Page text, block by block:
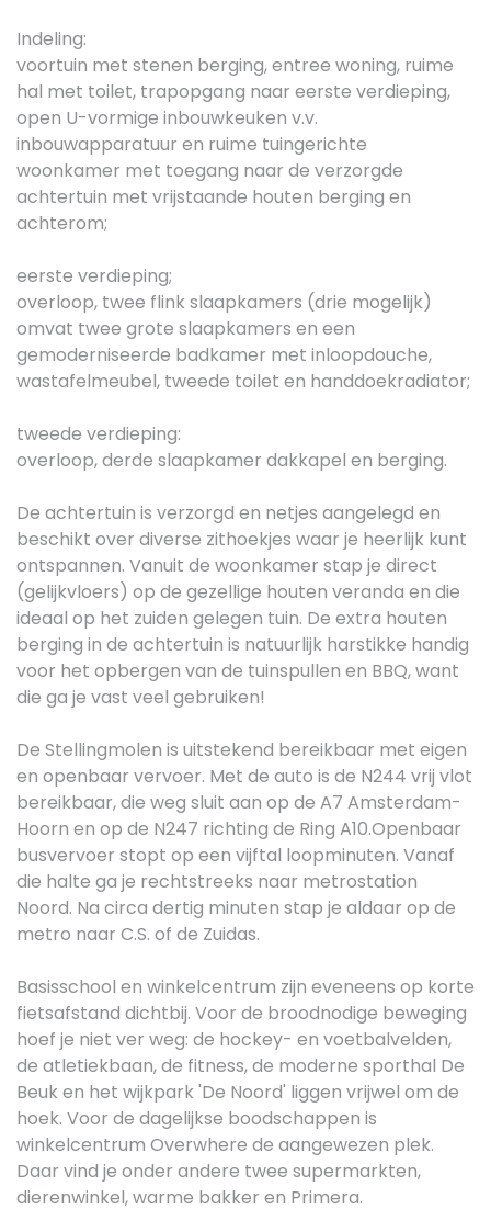
Indeling:
voortuin met stenen berging, entree woning, ruime
hal met toilet, trapopgang naar eerste verdieping,
open U-vormige inbouwkeuken v.v.
inbouwapparatuur en ruime tuingerichte
woonkamer met toegang naar de verzorgde
achtertuin met vrijstaande houten berging en
achterom;
eerste verdieping;
overloop, twee flink slaapkamers (drie mogelijk)
omvat twee grote slaapkamers en een
gemoderniseerde badkamer met inloopdouche,
wastafelmeubel, tweede toilet en handdoekradiator;
tweede verdieping:
overloop, derde slaapkamer dakkapel en berging.
De achtertuin is verzorgd en netjes aangelegd en
beschikt over diverse zithoekjes waar je heerlijk kunt
ontspannen. Vanuit de woonkamer stap je direct
(gelijkvloers) op de gezellige houten veranda en die
ideaal op het zuiden gelegen tuin. De extra houten
berging in de achtertuin is natuurlijk harstikke handig
voor het opbergen van de tuinspullen en BBQ, want
die ga je vast veel gebruiken!
De Stellingmolen is uitstekend bereikbaar met eigen
en openbaar vervoer. Met de auto is de N244 vrij vlot
bereikbaar, die weg sluit aan op de A7 Amsterdam-
Hoorn en op de N247 richting de Ring A10.Openbaar
busvervoer stopt op een vijftal loopminuten. Vanaf
die halte ga je rechtstreeks naar metrostation
Noord. Na circa dertig minuten stap je aldaar op de
metro naar C.S. of de Zuidas.
Basisschool en winkelcentrum zijn eveneens op korte
fietsafstand dichtbij. Voor de broodnodige beweging
hoef je niet ver weg: de hockey- en voetbalvelden,
de atletiekbaan, de fitness, de moderne sporthal De
Beuk en het wijkpark 'De Noord' liggen vrijwel om de
hoek. Voor de dagelijkse boodschappen is
winkelcentrum Overwhere de aangewezen plek.
Daar vind je onder andere twee supermarkten,
dierenwinkel, warme bakker en Primera.